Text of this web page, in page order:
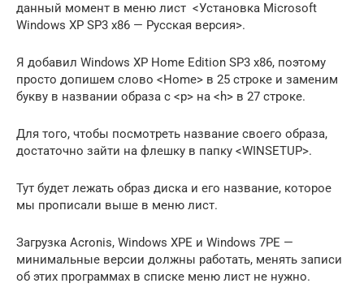
данный момент в меню лист <Установка Microsoft
Windows XP SP3 x86 — Русская версия>.
Я добавил Windows XP Home Edition SP3 x86, поэтому
просто допишем слово <Home> в 25 строке и заменим
букву в названии образа с <p> на <h> в 27 строке.
Для того, чтобы посмотреть название своего образа,
достаточно зайти на флешку в папку <WINSETUP>.
Тут будет лежать образ диска и его название, которое
мы прописали выше в меню лист.
Загрузка Acronis, Windows XPE и Windows 7PE —
минимальные версии должны работать, менять записи
об этих программах в списке меню лист не нужно.